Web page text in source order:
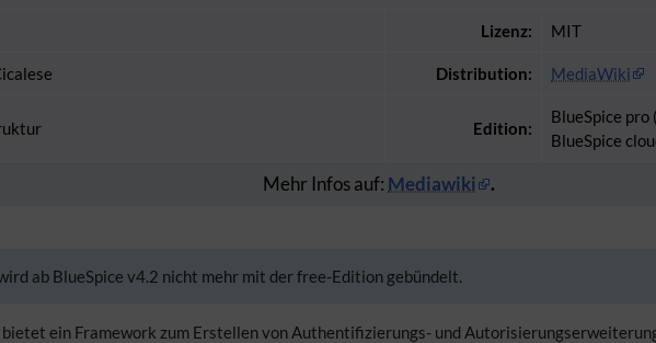
Lizenz: MIT
Distribution: MediaWiki
Edition:
BlueSpice
BlueSpice
Mehr Infos auf: Mediawiki .
ab BlueSpice v4.2 nicht mehr mit der free-Edition gebündelt.
bietet ein Framework zum Erstellen von Authentifizierungs- und